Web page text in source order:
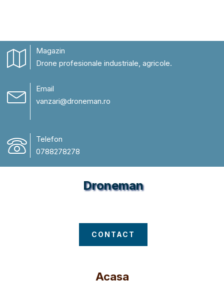
Magazin
Drone profesionale industriale, agricole.
Email
vanzari@droneman.ro
Telefon
0788278278
Droneman
CONTACT
Acasa